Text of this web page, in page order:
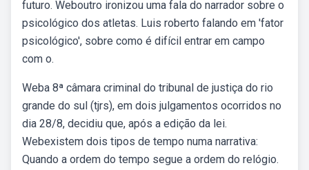
futuro. Weboutro ironizou uma fala do narrador sobre o
psicológico dos atletas. Luis roberto falando em 'fator
psicológico', sobre como é difícil entrar em campo
com o.
Weba 8ª câmara criminal do tribunal de justiça do rio
grande do sul (tjrs), em dois julgamentos ocorridos no
dia 28/8, decidiu que, após a edição da lei.
Webexistem dois tipos de tempo numa narrativa:
Quando a ordem do tempo segue a ordem do relógio.